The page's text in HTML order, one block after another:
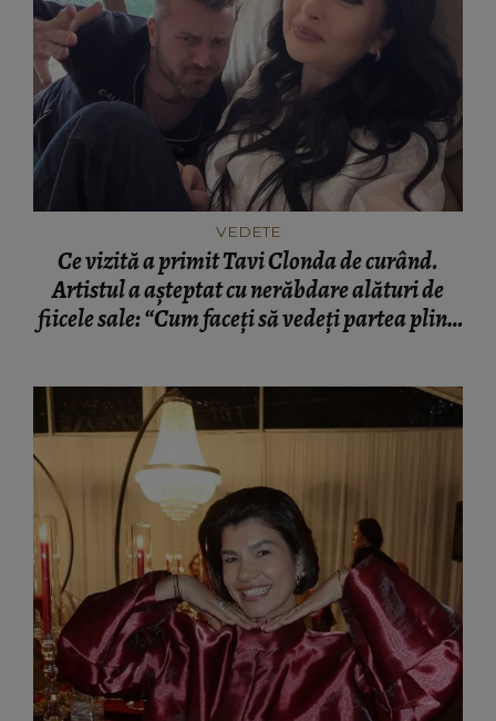
VEDETE
Ce vizită a primit Tavi Clonda de curând.
Artistul a așteptat cu nerăbdare alături de
fiicele sale: “Cum faceți să vedeți partea plină